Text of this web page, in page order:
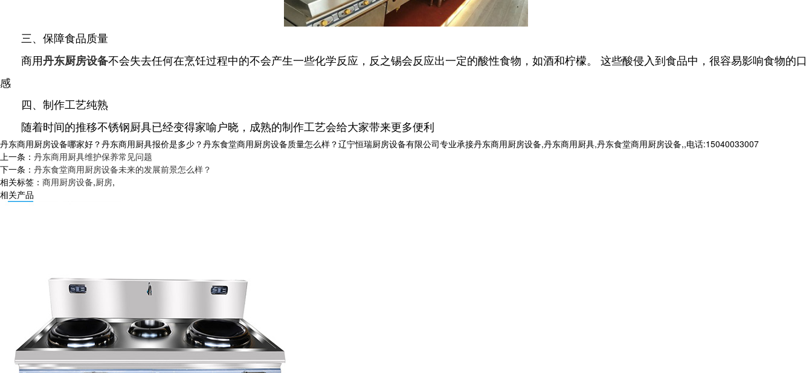
三、保障食品质量
商用丹东厨房设备不会失去任何在烹饪过程中的不会产生一些化学反应，反之锡会反应出一定的酸性食物，如酒和柠檬。 这些酸侵入到食品中，很容易影响食物的口
感
四、制作工艺纯熟
随着时间的推移不锈钢厨具已经变得家喻户晓，成熟的制作工艺会给大家带来更多便利
丹东商用厨房设备哪家好？丹东商用厨具报价是多少？丹东食堂商用厨房设备质量怎么样？辽宁恒瑞厨房设备有限公司专业承接丹东商用厨房设备,丹东商用厨具,丹东食堂商用厨房设备,,电话:15040033007
上一条： 丹东商用厨具维护保养常见问题
下一条： 丹东食堂商用厨房设备未来的发展前景怎么样？
相关标签： 商用厨房设备,厨房,
相关产品